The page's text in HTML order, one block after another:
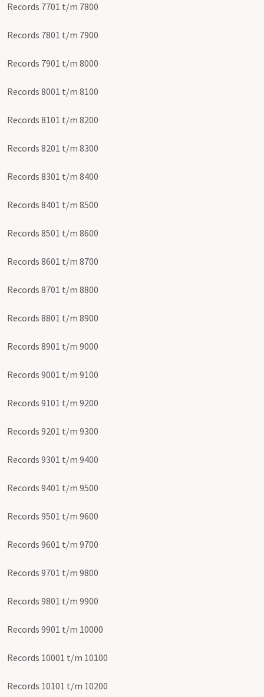
Records 7701 t/m 7800
Records 7801 t/m 7900
Records 7901 t/m 8000
Records 8001 t/m 8100
Records 8101 t/m 8200
Records 8201 t/m 8300
Records 8301 t/m 8400
Records 8401 t/m 8500
Records 8501 t/m 8600
Records 8601 t/m 8700
Records 8701 t/m 8800
Records 8801 t/m 8900
Records 8901 t/m 9000
Records 9001 t/m 9100
Records 9101 t/m 9200
Records 9201 t/m 9300
Records 9301 t/m 9400
Records 9401 t/m 9500
Records 9501 t/m 9600
Records 9601 t/m 9700
Records 9701 t/m 9800
Records 9801 t/m 9900
Records 9901 t/m 10000
Records 10001 t/m 10100
Records 10101 t/m 10200